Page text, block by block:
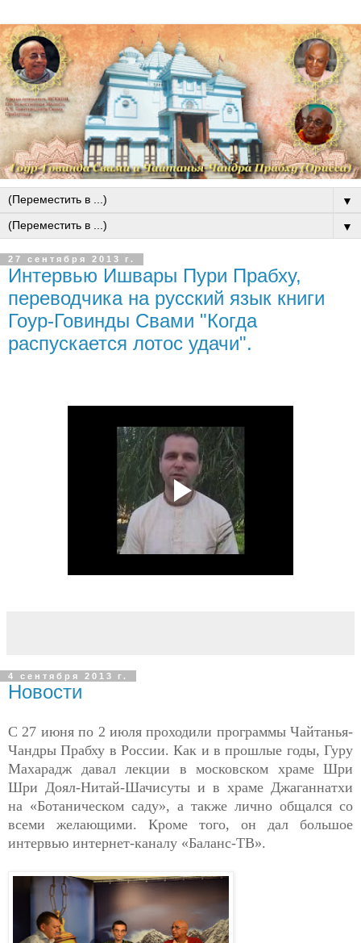
▼
▼
27 сентября 2013 г.
Интервью Ишвары Пури Прабху,
переводчика на русский язык книги
Гоур-Говинды Свами "Когда
распускается лотос удачи".
4 сентября 2013 г.
Новости
С 27 июня по 2 июля проходили программы Чайтанья-
Чандры Прабху в России. Как и в прошлые годы, Гуру
Махарадж давал лекции в московском храме Шри
Шри Доял-Нитай-Шачисуты и в храме Джаганнатхи
на «Ботаническом саду», а также лично общался со
всеми желающими. Кроме того, он дал большое
интервью интернет-каналу «Баланс-ТВ».